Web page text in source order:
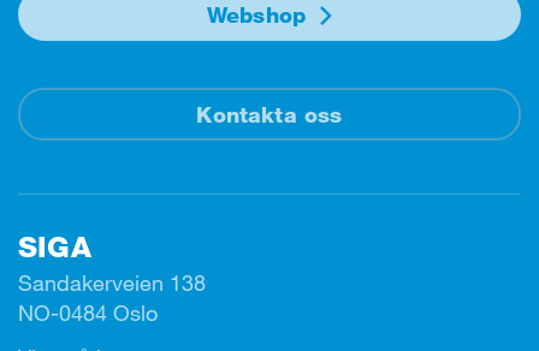
Webshop
Kontakta oss
SIGA
Sandakerveien 138
NO-0484 Oslo